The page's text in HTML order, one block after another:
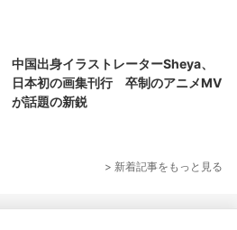
中国出身イラストレーターSheya、
日本初の画集刊行 卒制のアニメMV
が話題の新鋭
> 新着記事をもっと見る